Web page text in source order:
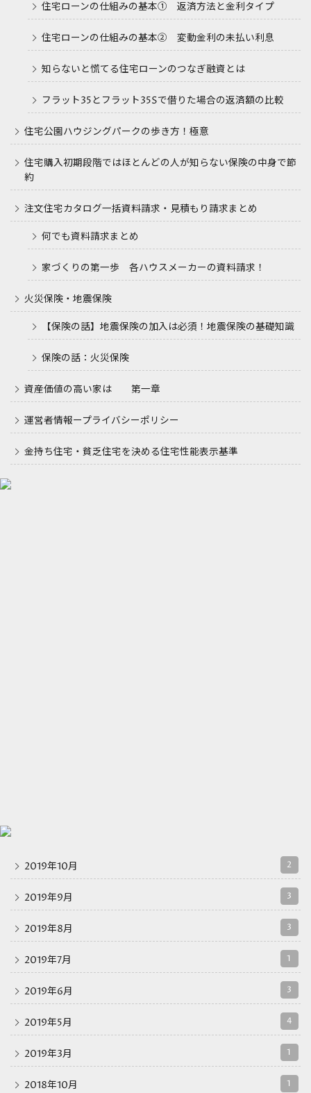
住宅ローンの仕組みの基本① 返済方法と金利タイプ
住宅ローンの仕組みの基本② 変動金利の未払い利息
知らないと慌てる住宅ローンのつなぎ融資とは
フラット35とフラット35Sで借りた場合の返済額の比較
住宅公園ハウジングパークの歩き方！極意
住宅購入初期段階ではほとんどの人が知らない保険の中身で節
約
注文住宅カタログ一括資料請求・見積もり請求まとめ
何でも資料請求まとめ
家づくりの第一歩 各ハウスメーカーの資料請求！
火災保険・地震保険
【保険の話】地震保険の加入は必須！地震保険の基礎知識
保険の話：火災保険
資産価値の高い家は 第一章
運営者情報ープライバシーポリシー
金持ち住宅・貧乏住宅を決める住宅性能表示基準
2019年10月 2
2019年9月 3
2019年8月 3
2019年7月 1
2019年6月 3
2019年5月 4
2019年3月 1
2018年10月 1